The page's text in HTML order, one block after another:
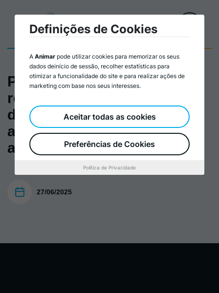
Programa: "Agricultura
regenerativa e biodinâmica
de alimentos saudáveis de
alta qualidade e segurança
alimentar"
27/06/2025
Definições de Cookies
A Animar pode utilizar cookies para memorizar os seus
dados deinício de sessão, recolher estatísticas para
otimizar a funcionalidade do site e para realizar ações de
marketing com base nos seus interesses.
Preferências de Cookies
Aceitar todas as cookies
Política de Privacidade